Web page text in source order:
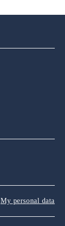
My personal data